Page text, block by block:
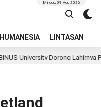
HUMANESIA LINTASAN
Minggu, 09 Agu 2026
Dorong Lahirnya Pemimpin